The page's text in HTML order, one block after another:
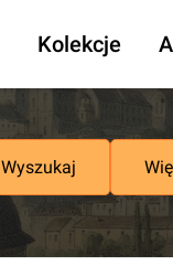
Kolekcje
Wyszukaj